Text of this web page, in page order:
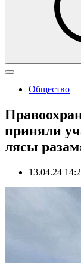
Общество
приняли
лясы
13.04.24